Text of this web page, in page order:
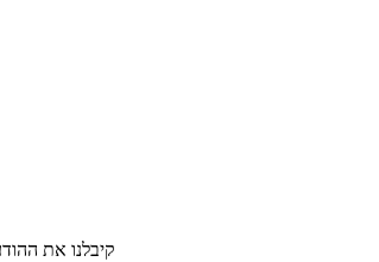
קיבלנו את